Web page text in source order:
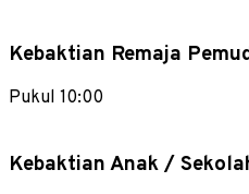
Kebaktian Remaja
Pukul 10:00
Kebaktian Anak /